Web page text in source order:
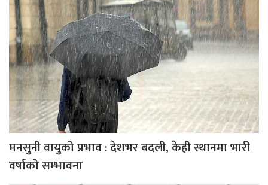
मनसुनी वायुको प्रभाव : देशभर बदली, केही स्थानमा भारी
वर्षाको सम्भावना